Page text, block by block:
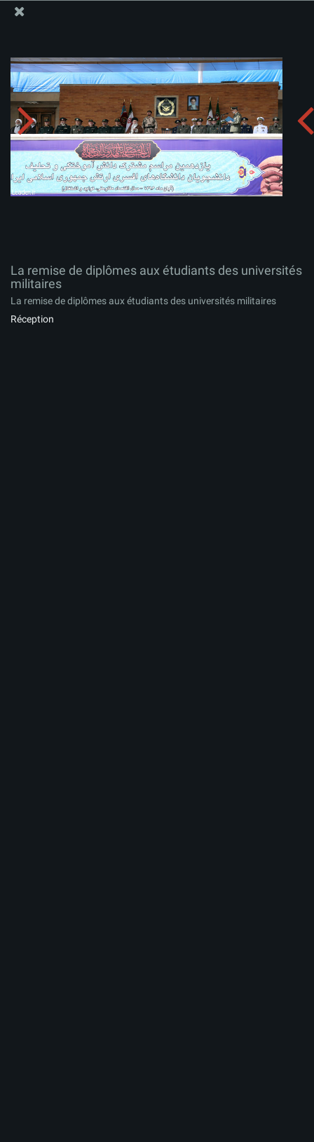
La remise de diplômes aux étudiants des universités
militaires
Télécharger l'album:
La remise de diplômes aux étudiants des universités
militaires
La remise de diplômes aux étudiants des universités militaires
Réception